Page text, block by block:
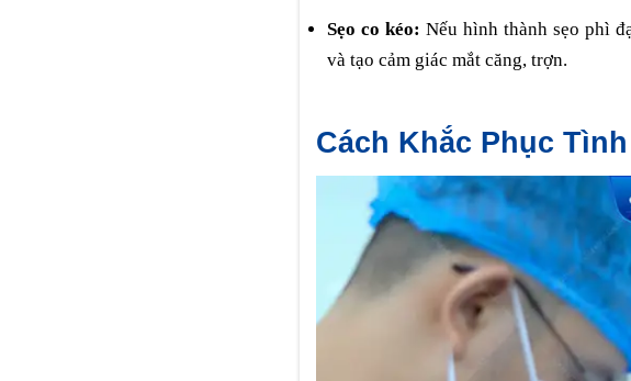
Sẹo co kéo: Nếu hình thành sẹo phì
và tạo cảm giác mắt căng, trợn.
Cách Khắc Phục